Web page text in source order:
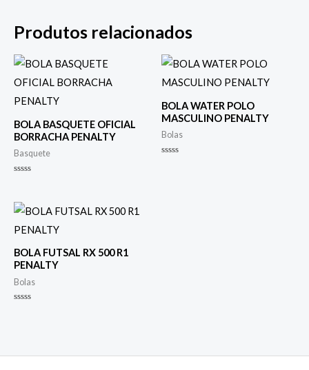
Produtos relacionados
BOLA BASQUETE OFICIAL
BORRACHA PENALTY
Basquete
5
BOLA WATER POLO
MASCULINO PENALTY
Bolas
BOLA FUTSAL RX 500 R1
PENALTY
Bolas